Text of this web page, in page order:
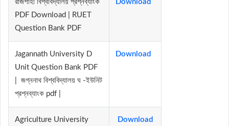
রাজশাহী বিশ্ববিদ্যালয় প্রশ্নব্যাংক
PDF Download | RUET
Question Bank PDF
Download
Jagannath University D
Unit Question Bank PDF
| জগ্ননাথ বিশ্ববিদ্যালয় ঘ -ইউনিট
প্রশ্নব্যাংক pdf |
Download
Agriculture University Download